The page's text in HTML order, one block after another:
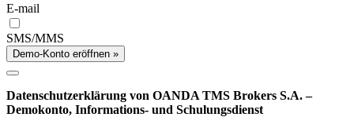
E-mail
SMS/MMS
Demo-Konto eröffnen »
Datenschutzerklärung von OANDA TMS Brokers S.A. –
Demokonto, Informations- und Schulungsdienst